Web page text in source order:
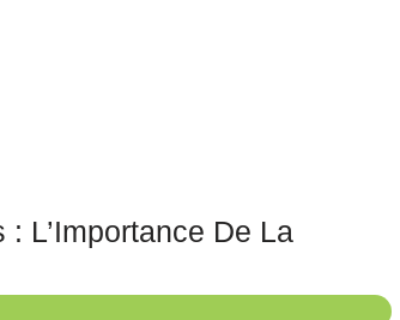
L’Importance De La